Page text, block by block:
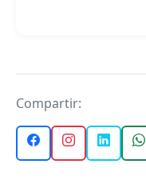
Compartir: